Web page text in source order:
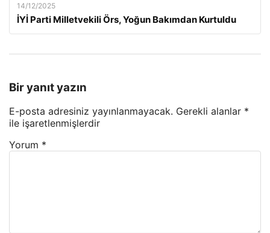
14/12/2025
İYİ Parti Milletvekili Örs, Yoğun Bakımdan Kurtuldu
Bir yanıt yazın
E-posta adresiniz yayınlanmayacak. Gerekli alanlar *
ile işaretlenmişlerdir
Yorum *